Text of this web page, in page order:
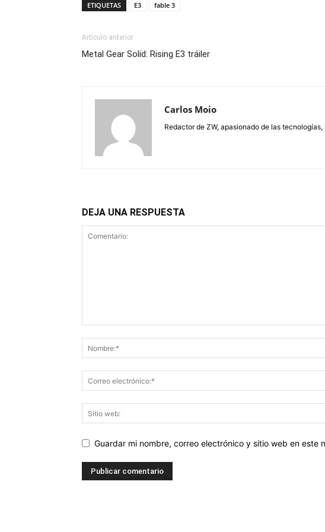
ETIQUETAS E3 fable 3
Artículo anterior
Metal Gear Solid: Rising E3 tráiler
Carlos Moio
Redactor de ZW, apasionado de las
DEJA UNA RESPUESTA
Guardar mi nombre, correo electrónico y sitio web en este